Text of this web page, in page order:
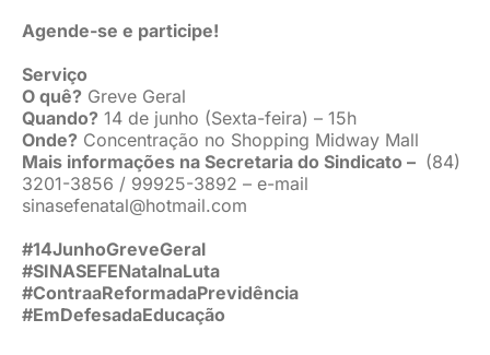
Agende-se e participe!
Serviço
O quê? Greve Geral
Quando? 14 de junho (Sexta-feira) – 15h
Onde? Concentração no Shopping Midway Mall
Mais informações na Secretaria do Sindicato – (84)
3201-3856 / 99925-3892 – e-mail
sinasefenatal@hotmail.com
#14JunhoGreveGeral
#SINASEFENatalnaLuta
#ContraaReformadaPrevidência
#EmDefesadaEducação